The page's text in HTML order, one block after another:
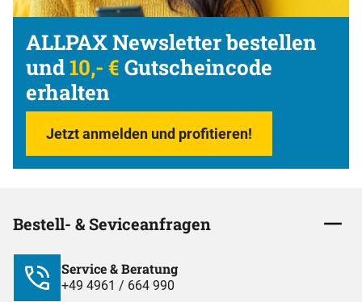
ALLPAX Newsletter bestellen
und10,- € Gutscheincode
erhalten
Jetzt anmelden und profitieren!
Bestell- & Seviceanfragen
Service & Beratung
+49 4961 / 664 990